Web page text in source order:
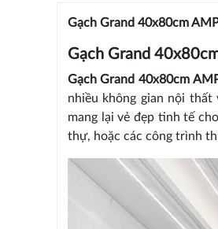
Gạch Grand 40x80cm
Gạch Grand
Gạch Grand 40x80cm
nhiều không gian nội thất
mang lại vẻ đẹp tinh tế
thự, hoặc các công trình